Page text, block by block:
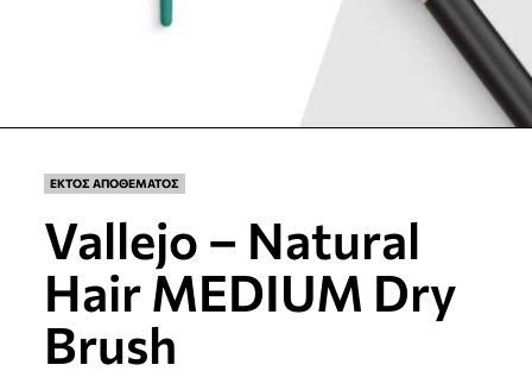
ΕΚΤΟΣ ΑΠΟΘΕΜΑΤΟΣ
Vallejo – Natural
Hair MEDIUM Dry
Brush